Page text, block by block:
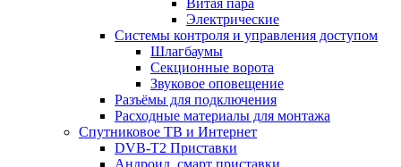
Витая пара
Электрические
Системы контроля и управления доступом
Шлагбаумы
Секционные ворота
Звуковое оповещение
Разъёмы для подключения
Расходные материалы для монтажа
Спутниковое ТВ и Интернет
DVB-Т2 Приставки